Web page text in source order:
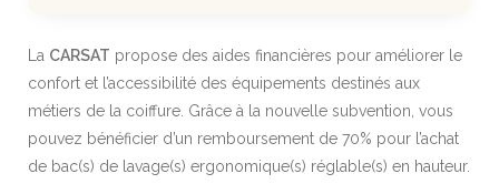
La CARSAT propose des aides financières pour améliorer le
confort et l’accessibilité des équipements destinés aux
métiers de la coiffure. Grâce à la nouvelle subvention, vous
pouvez bénéficier d’un remboursement de 70% pour l’achat
de bac(s) de lavage(s) ergonomique(s) réglable(s) en hauteur.